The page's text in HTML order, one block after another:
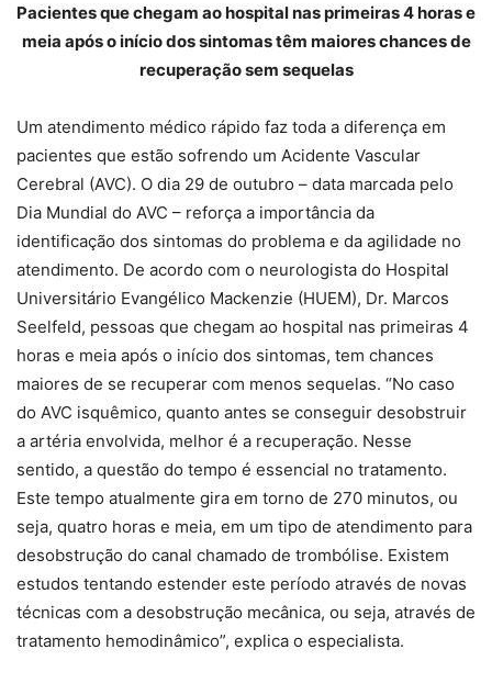
Pacientes que chegam ao hospital nas primeiras 4 horas e
meia após o início dos sintomas têm maiores chances de
recuperação sem sequelas
Um atendimento médico rápido faz toda a diferença em
pacientes que estão sofrendo um Acidente Vascular
Cerebral (AVC). O dia 29 de outubro – data marcada pelo
Dia Mundial do AVC – reforça a importância da
identificação dos sintomas do problema e da agilidade no
atendimento. De acordo com o neurologista do Hospital
Universitário Evangélico Mackenzie (HUEM), Dr. Marcos
Seelfeld, pessoas que chegam ao hospital nas primeiras 4
horas e meia após o início dos sintomas, tem chances
maiores de se recuperar com menos sequelas. “No caso
do AVC isquêmico, quanto antes se conseguir desobstruir
a artéria envolvida, melhor é a recuperação. Nesse
sentido, a questão do tempo é essencial no tratamento.
Este tempo atualmente gira em torno de 270 minutos, ou
seja, quatro horas e meia, em um tipo de atendimento para
desobstrução do canal chamado de trombólise. Existem
estudos tentando estender este período através de novas
técnicas com a desobstrução mecânica, ou seja, através de
tratamento hemodinâmico”, explica o especialista.